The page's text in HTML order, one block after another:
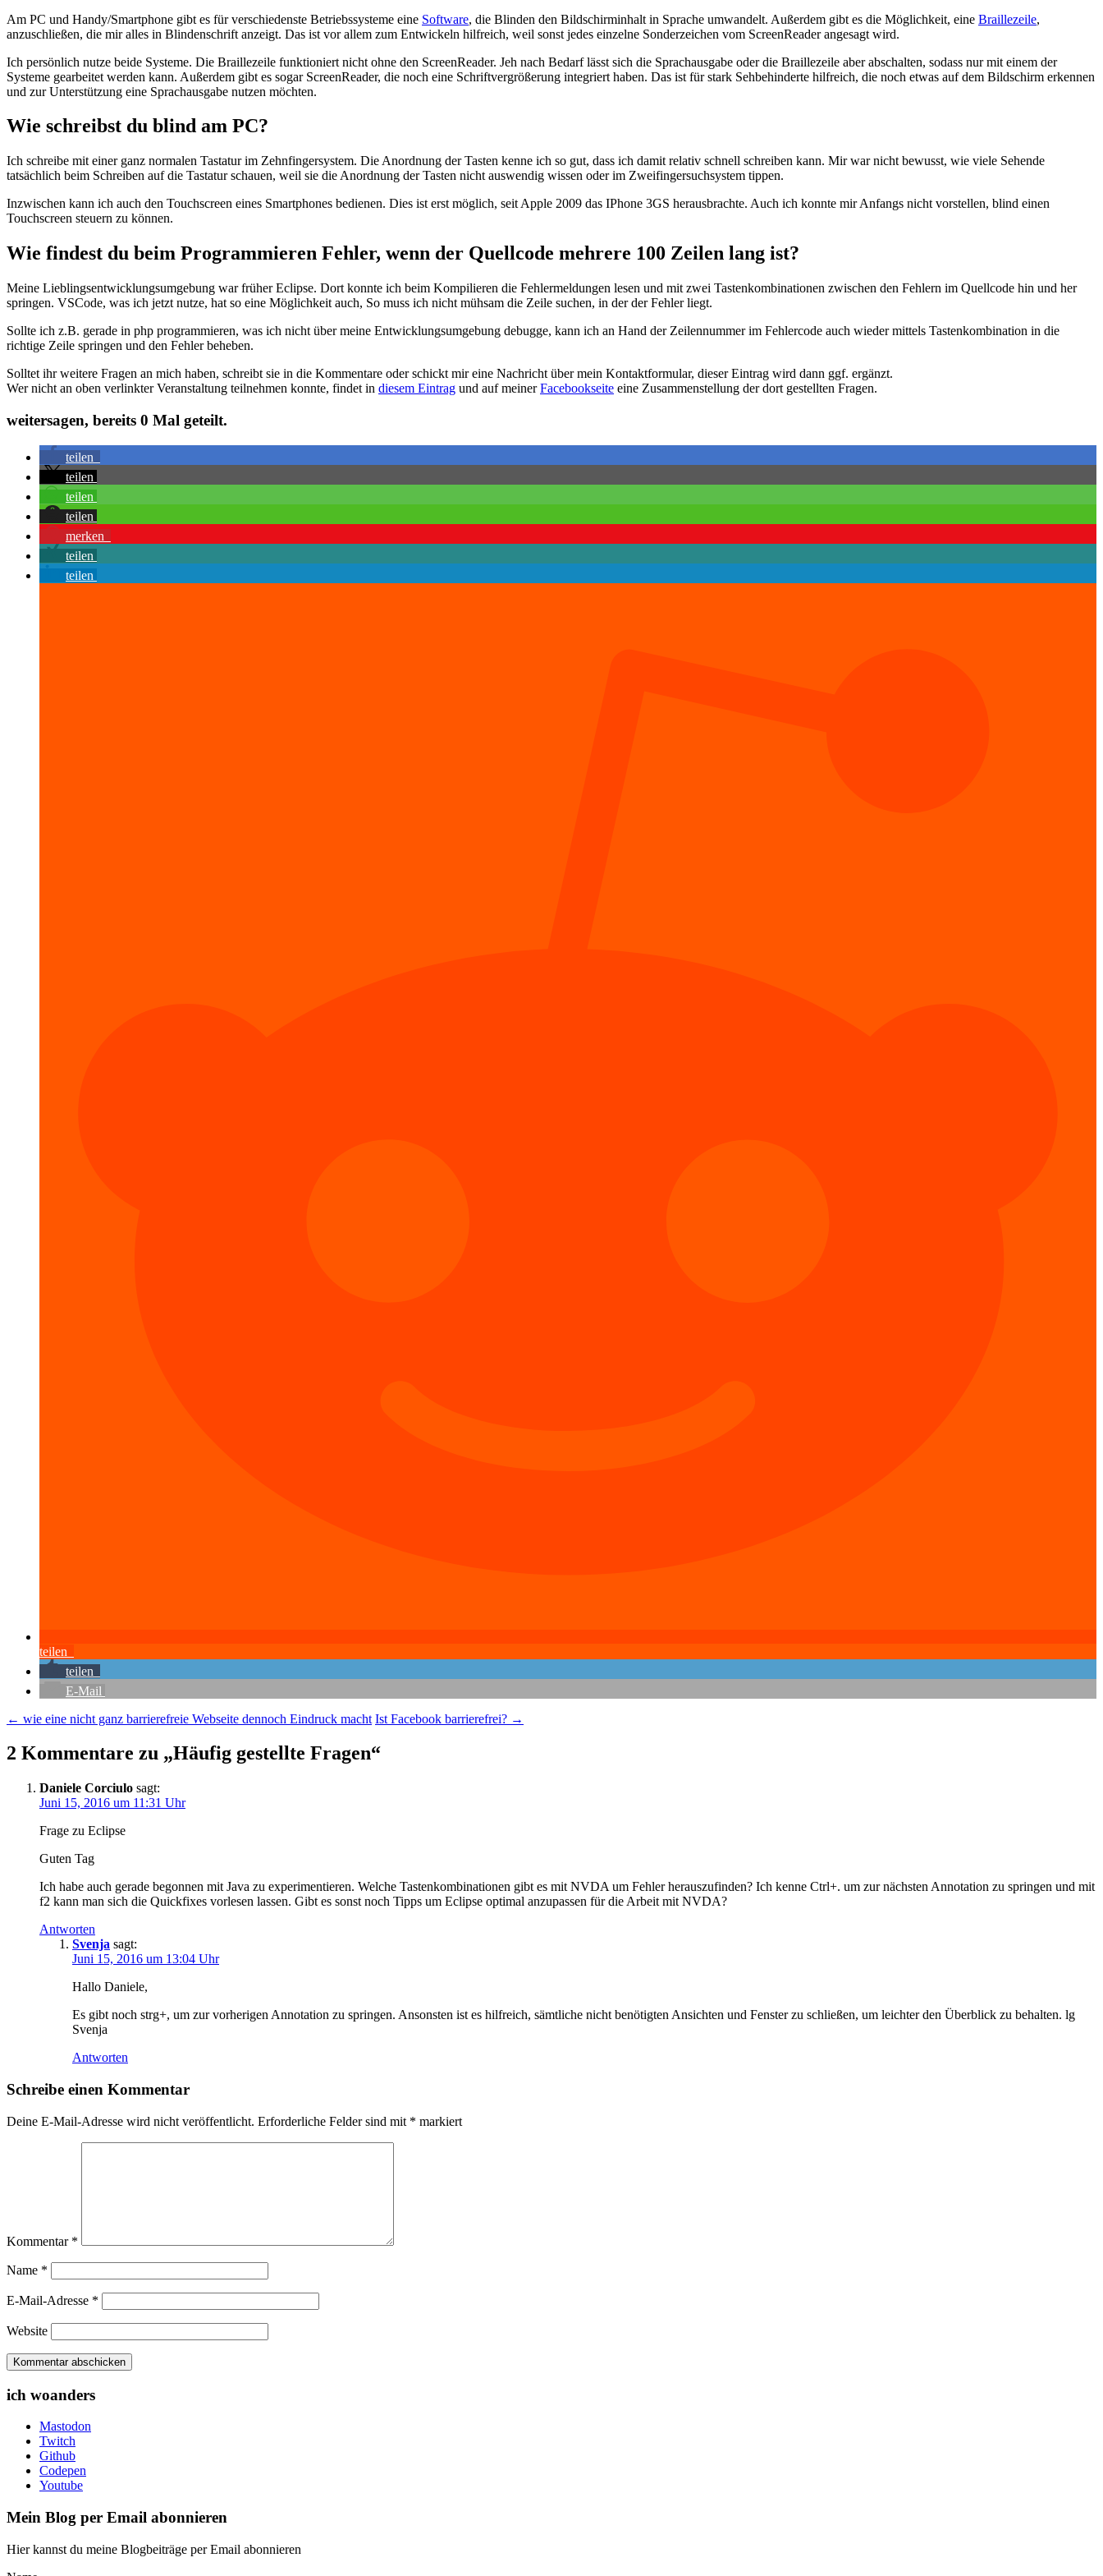
Am PC und Handy/Smartphone gibt es für verschiedenste Betriebssysteme eine Software, die Blinden den Bildschirminhalt in Sprache umwandelt. Außerdem gibt es die Möglichkeit, eine Braillezeile,
anzuschließen, die mir alles in Blindenschrift anzeigt. Das ist vor allem zum Entwickeln hilfreich, weil sonst jedes einzelne Sonderzeichen vom ScreenReader angesagt wird.
Ich persönlich nutze beide Systeme. Die Braillezeile funktioniert nicht ohne den ScreenReader. Jeh nach Bedarf lässt sich die Sprachausgabe oder die Braillezeile aber abschalten, sodass nur mit einem der
Systeme gearbeitet werden kann. Außerdem gibt es sogar ScreenReader, die noch eine Schriftvergrößerung integriert haben. Das ist für stark Sehbehinderte hilfreich, die noch etwas auf dem Bildschirm erkennen
und zur Unterstützung eine Sprachausgabe nutzen möchten.
Wie schreibst du blind am PC?
Ich schreibe mit einer ganz normalen Tastatur im Zehnfingersystem. Die Anordnung der Tasten kenne ich so gut, dass ich damit relativ schnell schreiben kann. Mir war nicht bewusst, wie viele Sehende
tatsächlich beim Schreiben auf die Tastatur schauen, weil sie die Anordnung der Tasten nicht auswendig wissen oder im Zweifingersuchsystem tippen.
Inzwischen kann ich auch den Touchscreen eines Smartphones bedienen. Dies ist erst möglich, seit Apple 2009 das IPhone 3GS herausbrachte. Auch ich konnte mir Anfangs nicht vorstellen, blind einen
Touchscreen steuern zu können.
Wie findest du beim Programmieren Fehler, wenn der Quellcode mehrere 100 Zeilen lang ist?
Meine Lieblingsentwicklungsumgebung war früher Eclipse. Dort konnte ich beim Kompilieren die Fehlermeldungen lesen und mit zwei Tastenkombinationen zwischen den Fehlern im Quellcode hin und her
springen. VSCode, was ich jetzt nutze, hat so eine Möglichkeit auch, So muss ich nicht mühsam die Zeile suchen, in der der Fehler liegt.
Sollte ich z.B. gerade in php programmieren, was ich nicht über meine Entwicklungsumgebung debugge, kann ich an Hand der Zeilennummer im Fehlercode auch wieder mittels Tastenkombination in die
richtige Zeile springen und den Fehler beheben.
Solltet ihr weitere Fragen an mich haben, schreibt sie in die Kommentare oder schickt mir eine Nachricht über mein Kontaktformular, dieser Eintrag wird dann ggf. ergänzt.
Wer nicht an oben verlinkter Veranstaltung teilnehmen konnte, findet in diesem Eintrag und auf meinerFacebookseite eine Zusammenstellung der dort gestellten Fragen.
weitersagen, bereits 0 Mal geteilt.
teilen
teilen
teilen
teilen
merken
teilen
teilen
teilen
teilen
E-Mail
Beitragsnavigation
← wie eine nicht ganz barrierefreie Webseite dennoch Eindruck macht Ist Facebook barrierefrei? →
2 Kommentare zu „Häufig gestellte Fragen“
Daniele Corciulo sagt:
Juni 15, 2016 um 11:31 Uhr
Frage zu Eclipse
Guten Tag
Ich habe auch gerade begonnen mit Java zu experimentieren. Welche Tastenkombinationen gibt es mit NVDA um Fehler herauszufinden? Ich kenne Ctrl+. um zur nächsten Annotation zu springen und mit
f2 kann man sich die Quickfixes vorlesen lassen. Gibt es sonst noch Tipps um Eclipse optimal anzupassen für die Arbeit mit NVDA?
Antworten
Svenja sagt:
Juni 15, 2016 um 13:04 Uhr
Hallo Daniele,
Es gibt noch strg+, um zur vorherigen Annotation zu springen. Ansonsten ist es hilfreich, sämtliche nicht benötigten Ansichten und Fenster zu schließen, um leichter den Überblick zu behalten. lg
Svenja
Antworten
Schreibe einen Kommentar
Deine E-Mail-Adresse wird nicht veröffentlicht. Erforderliche Felder sind mit * markiert
Kommentar *
Name *
E-Mail-Adresse *
Website
ich woanders
Mastodon
Twitch
Github
Codepen
Youtube
Mein Blog per Email abonnieren
Hier kannst du meine Blogbeiträge per Email abonnieren